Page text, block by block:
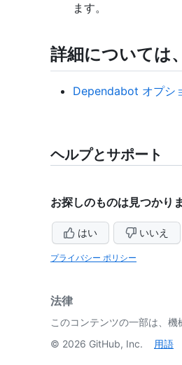
ます。
詳細については
Dependabot オプシ
ヘルプとサポート
お探しのものは見つかり
はい いいえ
プライバシー ポリシー
法律
このコンテンツの一部は、機
© 2026 GitHub, Inc. 用語